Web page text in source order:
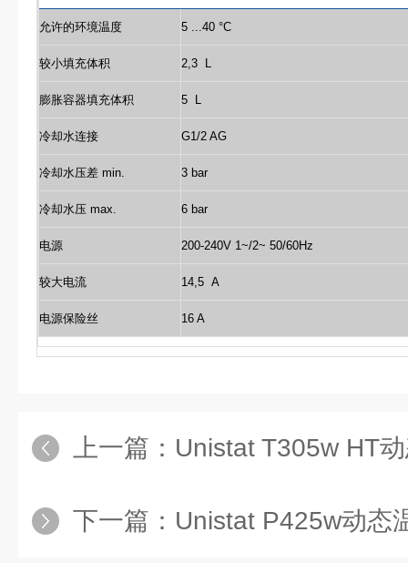
允许的环境温度 5 ...40 °C
较小填充体积 2,3 L
膨胀容器填充体积 5 L
冷却水连接 G1/2 AG
冷却水压差 min. 3 bar
冷却水压 max. 6 bar
电源 200-240V 1~/2~ 50/60Hz
较大电流 14,5 A
电源保险丝 16 A
上一篇： Unistat T305w HT动态温
下一篇： Unistat P425w动态